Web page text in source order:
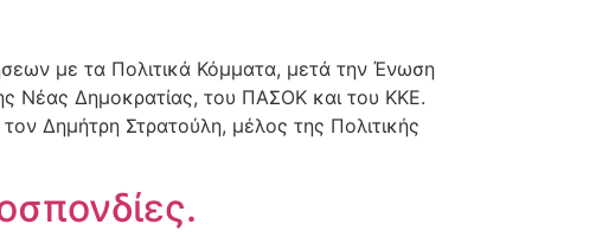
με τα Πολιτικά Κόμματα, μετά την Ένωση
Νέας Δημοκρατίας, του ΠΑΣΟΚ και του ΚΚΕ.
Δημήτρη Στρατούλη, μέλος της Πολιτικής